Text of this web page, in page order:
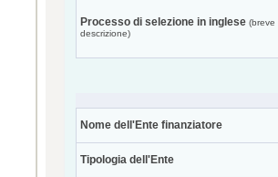
Processo di selezione in inglese (breve
descrizione)
Nome dell'Ente finanziatore
Tipologia dell'Ente